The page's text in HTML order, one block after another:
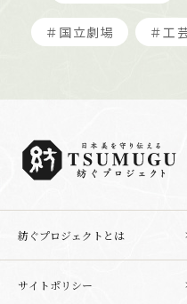
＃国立劇場 ＃工
紡ぐプロジェクトとは
サイトポリシー